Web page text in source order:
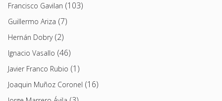
Francisco Gavilan (103)
Guillermo Ariza (7)
Hernán Dobry(2)
Ignacio Vasallo (46)
Javier Franco Rubio (1)
Joaquin Muñoz Coronel (16)